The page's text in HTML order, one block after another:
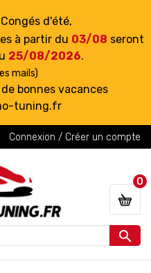
Congés d'été,
à partir du 03/08 seront
25/08/2026.
mails)
bonnes vacances
tuning.fr
Connexion / Créer un compte

0